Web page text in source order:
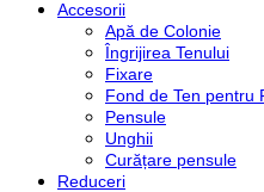
Accesorii
Apă de Colonie
Îngrijirea Tenului
Fixare
Fond de Ten pentru
Pensule
Unghii
Curățare pensule
Reduceri